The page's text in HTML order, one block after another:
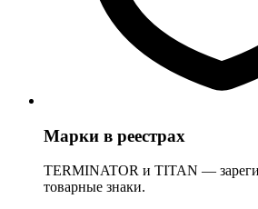
Марки в реестрах
TERMINATOR и TITAN —
товарные знаки.